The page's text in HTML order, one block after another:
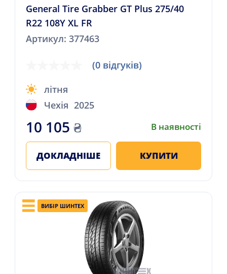
General Tire Grabber GT Plus 275/40
R22 108Y XL FR
Артикул: 377463
(0 відгуків)
літня
Чехія 2025
10 105 ₴ В наявності
ДОКЛАДНІШЕ КУПИТИ
ВИБІР ШИНТЕХ